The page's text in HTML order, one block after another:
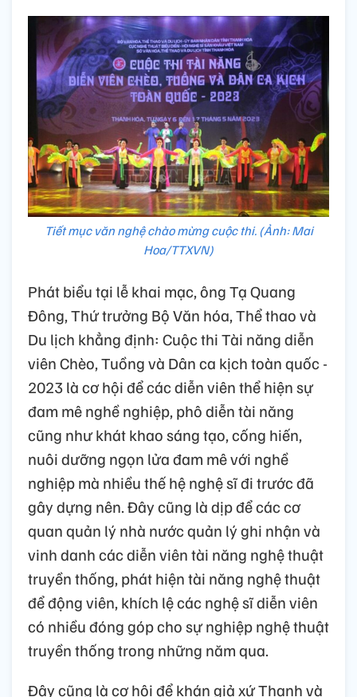
Tiết mục văn nghệ chào mừng cuộc thi. (Ảnh: Mai
Hoa/TTXVN)
Phát biểu tại lễ khai mạc, ông Tạ Quang
Đông, Thứ trưởng Bộ Văn hóa, Thể thao và
Du lịch khẳng định: Cuộc thi Tài năng diễn
viên Chèo, Tuồng và Dân ca kịch toàn quốc -
2023 là cơ hội để các diễn viên thể hiện sự
đam mê nghề nghiệp, phô diễn tài năng
cũng như khát khao sáng tạo, cống hiến,
nuôi dưỡng ngọn lửa đam mê với nghề
nghiệp mà nhiều thế hệ nghệ sĩ đi trước đã
gây dựng nên. Đây cũng là dịp để các cơ
quan quản lý nhà nước quản lý ghi nhận và
vinh danh các diễn viên tài năng nghệ thuật
truyền thống, phát hiện tài năng nghệ thuật
để động viên, khích lệ các nghệ sĩ diễn viên
có nhiều đóng góp cho sự nghiệp nghệ thuật
truyền thống trong những năm qua.
Đây cũng là cơ hội để khán giả xứ Thanh và